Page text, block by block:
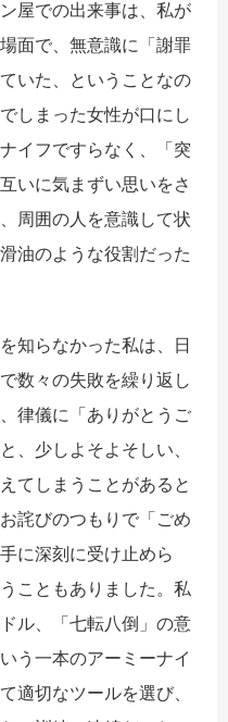
屋での出来事は、私が
面で、無意識に「謝罪
いた、ということなの
しまった女性が口にし
イフですらなく、「突
いに気まずい思いをさ
周囲の人を意識して状
油のような役割だった
知らなかった私は、日
数々の失敗を繰り返し
律儀に「ありがとうご
、少しよそよそしい、
てしまうことがあると
詫びのつもりで「ごめ
に深刻に受け止めら
こともありました。私
ル、「七転八倒」の意
う一本のアーミーナイ
適切なツールを選び、